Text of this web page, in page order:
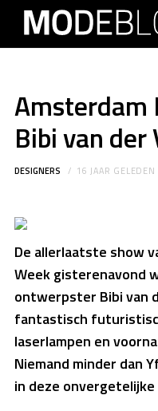
Amsterdam
Bibi van der
DESIGNERS 16 JAAR GELEDEN
De allerlaatste show
Week gisterenavond
ontwerpster Bibi van
fantastisch
laserlampen en
Niemand minder dan
in deze onvergetelijke